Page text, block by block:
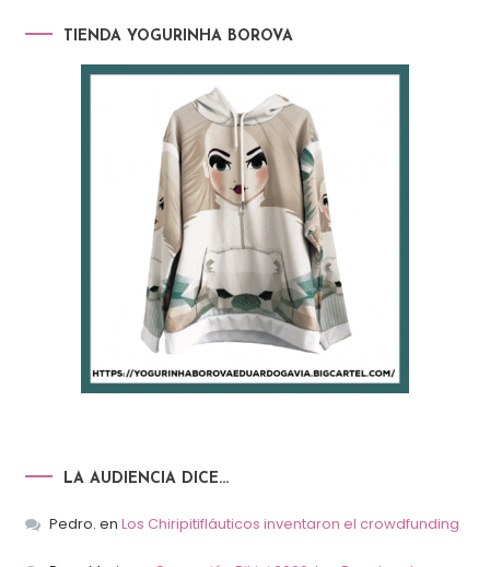
TIENDA YOGURINHA BOROVA
LA AUDIENCIA DICE…
Pedro. en Los Chiripitifláuticos inventaron el crowdfunding